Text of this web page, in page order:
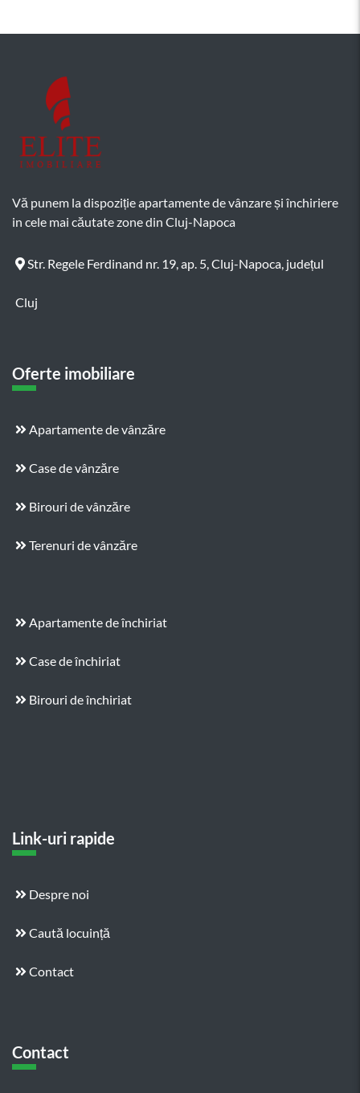
Vă punem la dispoziție apartamente de vânzare și închiriere
in cele mai căutate zone din Cluj-Napoca
Str. Regele Ferdinand nr. 19, ap. 5, Cluj-Napoca, județul
Cluj
Oferte imobiliare
Apartamente de vânzăre
Case de vânzăre
Birouri de vânzăre
Terenuri de vânzăre
Apartamente de închiriat
Case de închiriat
Birouri de închiriat
Link-uri rapide
Despre noi
Caută locuință
Contact
Contact